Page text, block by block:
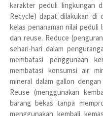
karakter peduli lingkungan
Recycle) dapat dilakukan di
kelas penanaman nilai
dan reuse. Reduce
sehari-hari dalam
membatasi penggunaan
membatasi konsumsi air
mineral dalam gallon
Reuse (menggunakan
barang bekas tanpa
menggunakan kembali